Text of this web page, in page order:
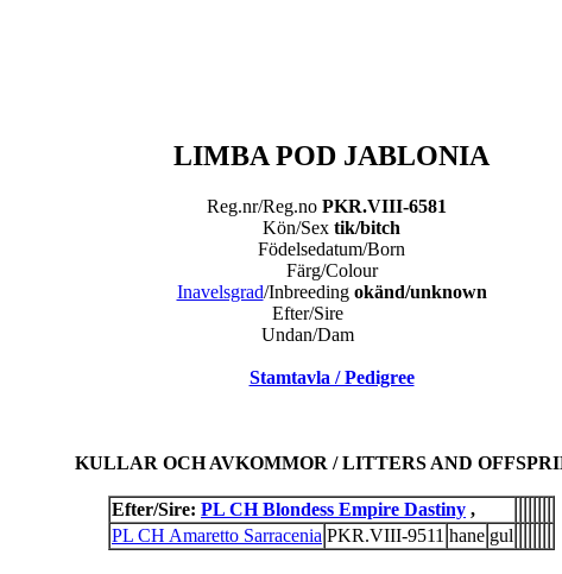
LIMBA POD JABLONIA
Reg.nr/Reg.no PKR.VIII-6581
Kön/Sex tik/bitch
Födelsedatum/Born
Färg/Colour
Inavelsgrad/Inbreeding okänd/unknown
Efter/Sire
Undan/Dam
Stamtavla / Pedigree
KULLAR OCH AVKOMMOR / LITTERS AND
Efter/Sire: PL CH Blondess Empire Dastiny ,
PL CH Amaretto Sarracenia PKR.VIII-9511 hane gul